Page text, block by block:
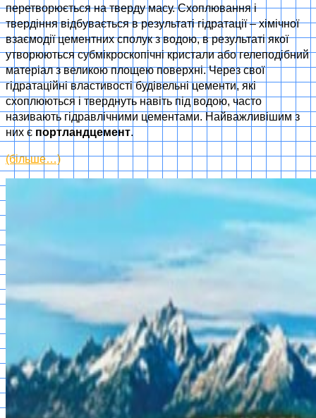
перетворюється на тверду масу. Схоплювання і
твердіння відбувається в результаті гідратації – хімічної
взаємодії цементних сполук з водою, в результаті якої
утворюються субмікроскопічні кристали або гелеподібний
матеріал з великою площею поверхні. Через свої
гідратаційні властивості будівельні цементи, які
схоплюються і тверднуть навіть під водою, часто
називають гідравлічними цементами. Найважливішим з
них є портландцемент.
(більше…)